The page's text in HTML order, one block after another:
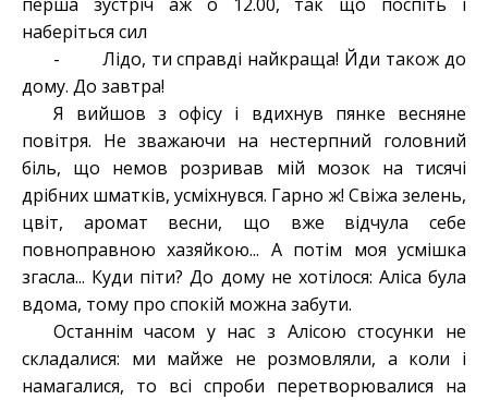
перша зустріч аж о 12.00, так що поспіть і
наберіться сил
- Лідо, ти справді найкраща! Йди також до
дому. До завтра!
Я вийшов з офісу і вдихнув пянке весняне
повітря. Не зважаючи на нестерпний головний
біль, що немов розривав мій мозок на тисячі
дрібних шматків, усміхнувся. Гарно ж! Свіжа зелень,
цвіт, аромат весни, що вже відчула себе
повноправною хазяйкою... А потім моя усмішка
згасла... Куди піти? До дому не хотілося: Аліса була
вдома, тому про спокій можна забути.
Останнім часом у нас з Алісою стосунки не
складалися: ми майже не розмовляли, а коли і
намагалися, то всі спроби перетворювалися на